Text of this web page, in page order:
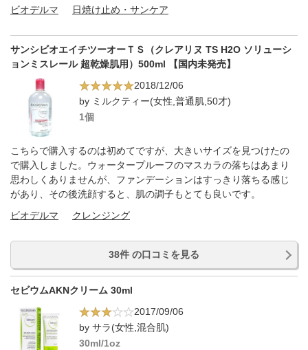
ビオデルマ
日焼け止め・サンケア
サンシビオエイチツーオーＴＳ（クレアリヌ TS H2O ソリューシ
ョンミスレール 超乾燥肌用）500ml 【国内未発売】
2018/12/06
by ミルクティー(女性,普通肌,50才)
1個
こちらで購入するのは初めてですが、大きいサイズを見つけたの
で購入しました。ウォータープルーフのマスカラの落ちはあまり
思わしくありませんが、ファンデーションはすっきり落ちる感じ
があり、その後洗顔すると、肌の調子もとても良いです。
ビオデルマ
クレンジング
38件 の口コミを見る
セビウムAKNクリーム 30ml
2017/09/06
by サラ(女性,混合肌)
30ml/1oz